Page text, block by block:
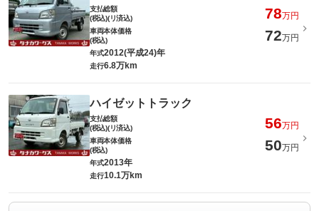
支払総額
(税込)(リ済込)
78万円
車両本体価格
(税込)
72万円
年式2012(平成24)年
走行6.8万km
ハイゼットトラック
支払総額
(税込)(リ済込)
56万円
車両本体価格
(税込)
50万円
年式2013年
走行10.1万km